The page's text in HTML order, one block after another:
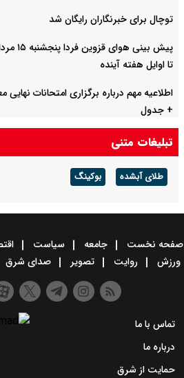
توچال برای خبرنگاران رایگان شد
پیش
تا اوایل هفته آینده
+ جدول
تبلیغات متنی
طلای آبشده بوکینگ
صفحه نخست جامعه سیاست
ورزش
روایت تصویر صدای شرق
تماس با ما
درباره ما
حمایت از شرق